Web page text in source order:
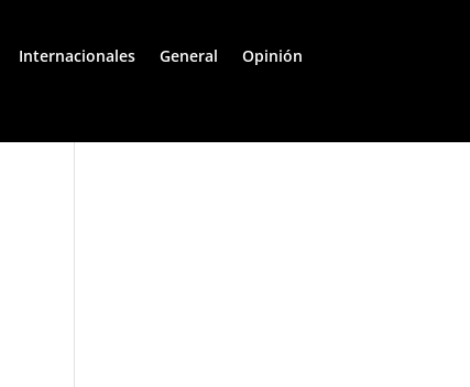
Internacionales General Opinión